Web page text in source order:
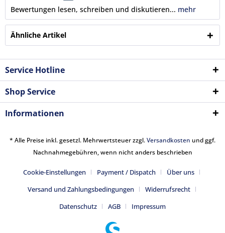
Bewertungen lesen, schreiben und diskutieren... mehr
Ähnliche Artikel
Service Hotline
Shop Service
Informationen
* Alle Preise inkl. gesetzl. Mehrwertsteuer zzgl.Versandkosten und ggf.
Nachnahmegebühren, wenn nicht anders beschrieben
Cookie-Einstellungen Payment / Dispatch
Über uns
Versand und Zahlungsbedingungen
Widerrufsrecht
Datenschutz
AGB Impressum